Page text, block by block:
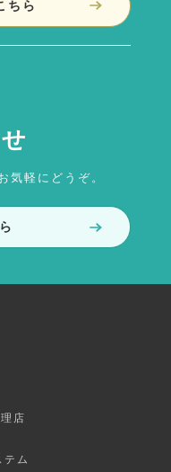
ちら
気軽にどうぞ。
店
テム